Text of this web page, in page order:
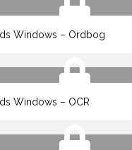
Windows – Ordbog
Windows – OCR